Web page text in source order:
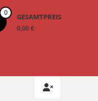
0 GESAMTPREIS
0,00 €